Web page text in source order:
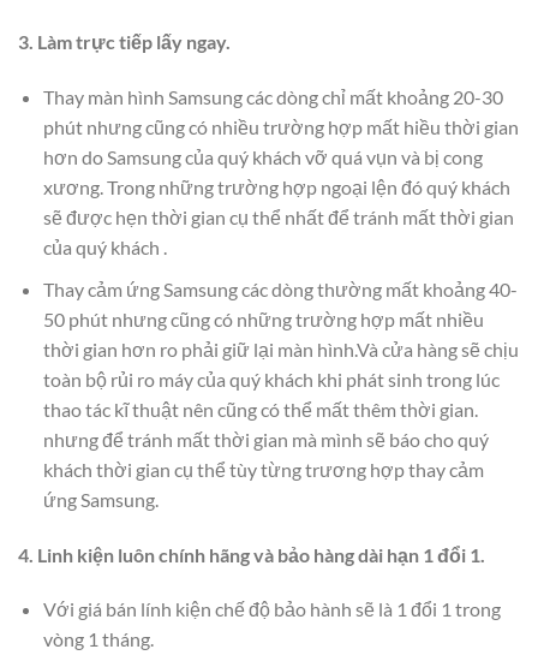
3. Làm trực tiếp lấy ngay.
Thay màn hình Samsung các dòng chỉ mất khoảng 20-30
phút nhưng cũng có nhiều trường hợp mất hiều thời gian
hơn do Samsung của quý khách vỡ quá vụn và bị cong
xương. Trong những trường hợp ngoại lện đó quý khách
sẽ được hẹn thời gian cụ thể nhất để tránh mất thời gian
của quý khách .
Thay cảm ứng Samsung các dòng thường mất khoảng 40-
50 phút nhưng cũng có những trường hợp mất nhiều
thời gian hơn ro phải giữ lại màn hình.Và cửa hàng sẽ chịu
toàn bộ rủi ro máy của quý khách khi phát sinh trong lúc
thao tác kĩ thuật nên cũng có thể mất thêm thời gian.
nhưng để tránh mất thời gian mà mình sẽ báo cho quý
khách thời gian cụ thể tùy từng trương hợp thay cảm
ứng Samsung.
4. Linh kiện luôn chính hãng và bảo hàng dài hạn 1 đổi 1.
Với giá bán lính kiện chế độ bảo hành sẽ là 1 đổi 1 trong
vòng 1 tháng.